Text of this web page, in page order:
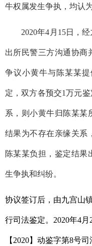
牛权属发生争执，均认
2020年4月15日，
出所民警三方沟通协商
争议小黄牛与陈某某
定，双方各预交1万元
系，则小黄牛归陈某某
结果为不存在亲缘关系
陈某某负担，鉴定结果
生争执和纠纷。
协议签订后，由九宫山
行司法鉴定。 2020年4
【2020】动鉴字第8号